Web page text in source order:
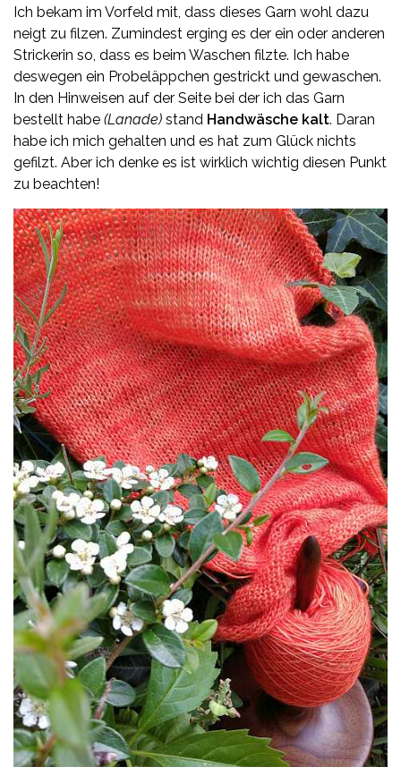
Ich bekam im Vorfeld mit, dass dieses Garn wohl dazu
neigt zu filzen. Zumindest erging es der ein oder anderen
Strickerin so, dass es beim Waschen filzte. Ich habe
deswegen ein Probeläppchen gestrickt und gewaschen.
In den Hinweisen auf der Seite bei der ich das Garn
bestellt habe (Lanade) stand Handwäsche kalt. Daran
habe ich mich gehalten und es hat zum Glück nichts
gefilzt. Aber ich denke es ist wirklich wichtig diesen Punkt
zu beachten!